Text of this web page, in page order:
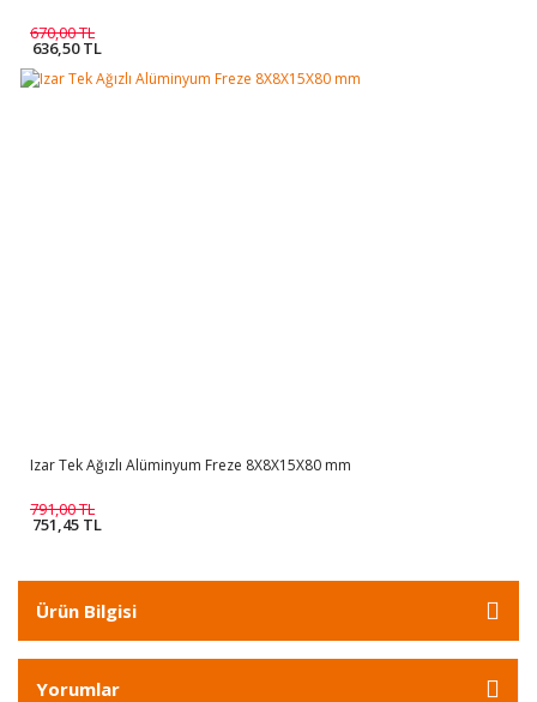
670,00 TL
636,50 TL
Izar Tek Ağızlı Alüminyum Freze 8X8X15X80 mm
791,00 TL
751,45 TL
Ürün Bilgisi
Yorumlar